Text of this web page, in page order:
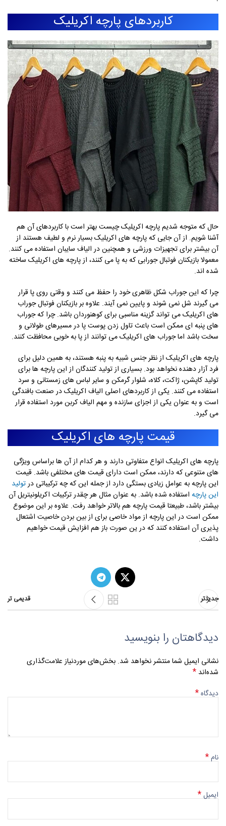
کاربردهای پارچه اکریلیک
حال که متوجه شدیم پارچه اکریلیک چیست بهتر است با کاربردهای آن هم
آشنا شویم. از آن جایی که پارچه های اکریلیک بسیار نرم و لطیف هستند از
آن بیشتر برای تجهیزات ورزشی و همچنین در الیاف سایبان استفاده می کنند.
معمولا بازیکنان فوتبال جورابی که به پا می کنند، از پارچه های اکریلیک ساخته
شده اند.
چرا که این جوراب شکل ظاهری خود را حفظ می کنند و وقتی روی پا قرار
می گیرند شل نمی شوند و پایین نمی آیند. علاوه بر بازیکنان فوتبال جوراب
های اکریلیک می تواند گزینه مناسبی برای کوهنوردان باشد. چرا که جوراب
های پنبه ای ممکن است باعث تاول زدن پوست پا در مسیرهای طولانی و
سخت باشد اما جوراب های اکریلیک می توانند از پا به خوبی محافظت کنند.
پارچه های اکریلیک از نظر جنس شبیه به پنبه هستند، به همین دلیل برای
فرد آزار دهنده نخواهد بود. بسیاری از تولید کنندگان از این پارچه ها برای
تولید کاپشن، ژاکت، کلاه، شلوار گرمکن و سایر لباس های زمستانی و سرد
استفاده می کنند. یکی از کاربردهای اصلی الیاف اکریلیک در صنعت بافندگی
است و به عنوان یکی از اجزای سازنده و مهم الیاف کربن مورد استفاده قرار
می گیرد.
قیمت پارچه های اکریلیک
پارچه های اکریلیک انواع متفاوتی دارند و هر کدام از آن ها براساس ویژگی
های متنوعی که دارند، ممکن است دارای قیمت های مختلفی باشد. قیمت
این پارچه به عوامل زیادی بستگی دارد از جمله این که چه ترکیباتی درتولید
این پارچه استفاده شده باشد. به عنوان مثال هر چقدر ترکیبات اکریلونیتریل آن
بیشتر باشد، طبیعتا قیمت پارچه هم بالاتر خواهد رفت. علاوه بر این موضوع
ممکن است در این پارچه از مواد خاصی برای از بین بردن خاصیت اشتعال
پذیری آن استفاده کنند که در ین صورت باز هم افزایش قیمت خواهیم
داشت.
جدیدتر قدیمی تر
دیدگاهتان را بنویسید
نشانی ایمیل شما منتشر نخواهد شد. بخش‌های موردنیاز علامت‌گذاری
شده‌اند *
دیدگاه*
نام*
ایمیل*